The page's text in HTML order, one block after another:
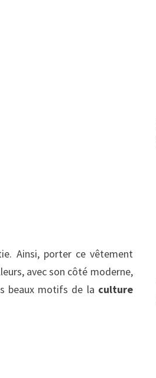
Ainsi, porter ce vêtement
avec son côté moderne,
beaux motifs de la culture